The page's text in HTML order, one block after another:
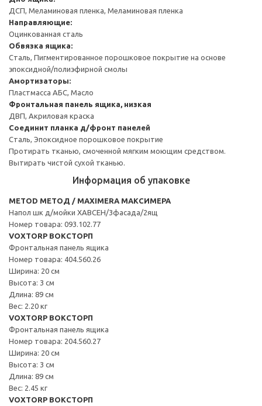
ДСП, Меламиновая пленка, Меламиновая пленка
Направляющие:
Оцинкованная сталь
Обвязка ящика:
Сталь, Пигментированное порошковое покрытие на основе
эпоксидной/полиэфирной смолы
Амортизаторы:
Пластмасса АБС, Масло
Фронтальная панель ящика, низкая
ДВП, Акриловая краска
Соединит планка д/фронт панелей
Сталь, Эпоксидное порошковое покрытие
Протирать тканью, смоченной мягким моющим средством.
Вытирать чистой сухой тканью.
Информация об упаковке
METOD МЕТОД / MAXIMERA МАКСИМЕРА
Напол шк д/мойки ХАВСЕН/3фасада/2ящ
Номер товара: 093.102.77
VOXTORP ВОКСТОРП
Фронтальная панель ящика
Номер товара: 404.560.26
Ширина: 20 см
Высота: 3 см
Длина: 89 см
Вес: 2.20 кг
VOXTORP ВОКСТОРП
Фронтальная панель ящика
Номер товара: 204.560.27
Ширина: 20 см
Высота: 3 см
Длина: 89 см
Вес: 2.45 кг
VOXTORP ВОКСТОРП